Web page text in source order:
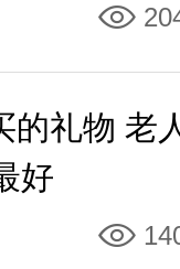
的礼物 老
好